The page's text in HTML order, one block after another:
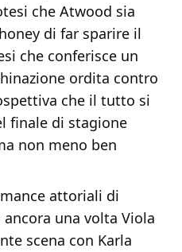
che Atwood sia
di far sparire il
che conferisce un
ordita contro
che il tutto si
finale di stagione
non meno ben
attoriali di
una volta Viola
scena con Karla